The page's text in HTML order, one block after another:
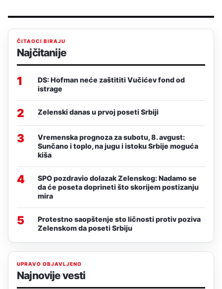
ČITAOCI BIRAJU
Najčitanije
1
DS: Hofman neće zaštititi Vučićev fond od
istrage
2 Zelenski danas u prvoj poseti Srbiji
3
Vremenska prognoza za subotu, 8. avgust:
Sunčano i toplo, na jugu i istoku Srbije moguća
kiša
4
SPO pozdravio dolazak Zelenskog: Nadamo se
da će poseta doprineti što skorijem postizanju
mira
5
Protestno saopštenje sto ličnosti protiv poziva
Zelenskom da poseti Srbiju
UPRAVO OBJAVLJENO
Najnovije vesti